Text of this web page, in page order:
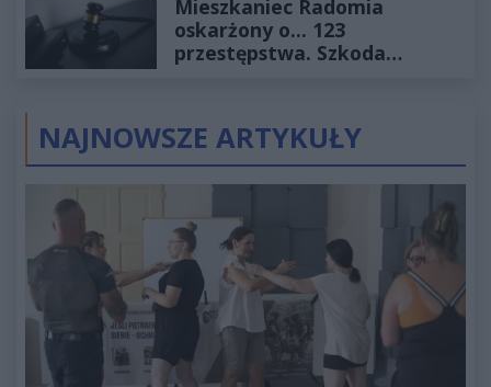
Mieszkaniec Radomia
oskarżony o... 123
przestępstwa. Szkoda
NAJNOWSZE ARTYKUŁY